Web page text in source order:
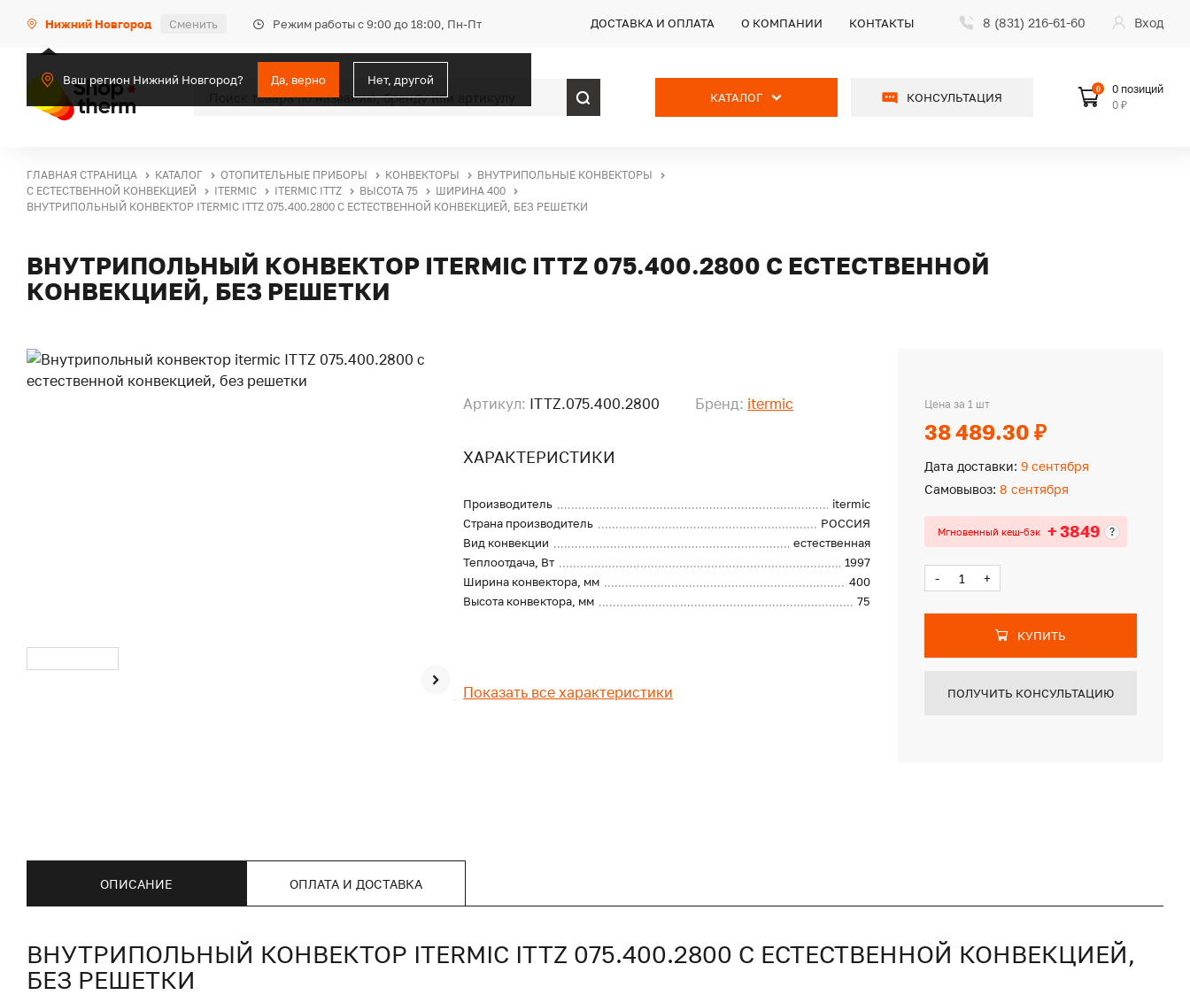
Нижний Новгород Сменить Режим работы с 9:00 до 18:00, Пн-Пт
Ваш регион Нижний Новгород? Да, верно Нет, другой
ДОСТАВКА И ОПЛАТА О КОМПАНИИ КОНТАКТЫ 8 (831) 216-61-60 Вход
КАТАЛОГ КОНСУЛЬТАЦИЯ
0
0 позиций
0 ₽
ГЛАВНАЯ СТРАНИЦА КАТАЛОГ ОТОПИТЕЛЬНЫЕ ПРИБОРЫ КОНВЕКТОРЫ
ВНУТРИПОЛЬНЫЕ КОНВЕКТОРЫ
С ЕСТЕСТВЕННОЙ КОНВЕКЦИЕЙ
ITERMIC ITERMIC ITTZ ВЫСОТА 75
ШИРИНА 400
ВНУТРИПОЛЬНЫЙ КОНВЕКТОР ITERMIC ITTZ 075.400.2800 С ЕСТЕСТВЕННОЙ КОНВЕКЦИЕЙ, БЕЗ РЕШЕТКИ
ВНУТРИПОЛЬНЫЙ КОНВЕКТОР ITERMIC ITTZ 075.400.2800 С ЕСТЕСТВЕННОЙ
КОНВЕКЦИЕЙ, БЕЗ РЕШЕТКИ
Артикул: ITTZ.075.400.2800 Бренд: itermic
ХАРАКТЕРИСТИКИ
Производитель
itermic
Страна производитель
РОССИЯ
Вид конвекции
естественная
Теплоотдача, Вт
1997
Ширина конвектора, мм
400
Высота конвектора, мм
75
Показать все характеристики
Цена за 1 шт
38 489.30 ₽
Дата доставки: 9 сентября
Самовывоз: 8 сентября
Мгновенный кеш-бэк + 3849 ?
- +
КУПИТЬ
ПОЛУЧИТЬ КОНСУЛЬТАЦИЮ
ОПИСАНИЕ ОПЛАТА И ДОСТАВКА
ВНУТРИПОЛЬНЫЙ КОНВЕКТОР ITERMIC ITTZ 075.400.2800 С ЕСТЕСТВЕННОЙ КОНВЕКЦИЕЙ,
БЕЗ РЕШЕТКИ